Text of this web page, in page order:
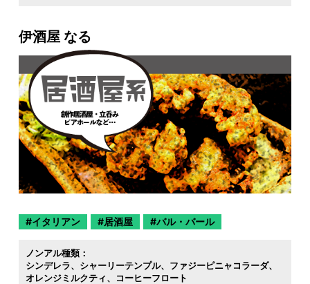
伊酒屋 なる
イタリアン 居酒屋 バル・バール
ノンアル種類：
シンデレラ
シャーリーテンプル
ファジーピニャコラーダ
オレンジミルクティ
コーヒーフロート